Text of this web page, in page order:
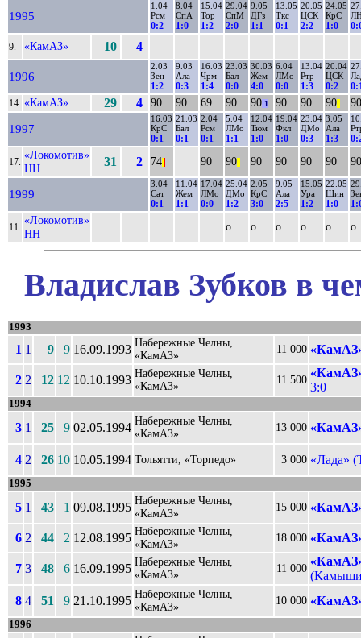
1995
1.04
Рсм
0:2
8.04
СпА
1:0
15.04
Тор
1:2
29.04
СпМ
2:0
9.05
ДГз
1:1
13.05
Ткс
0:1
20.05
ЦСК
2:2
24.05
КрС
1:0
9. «КамАЗ» 10 4
1996
2.03
Зен
1:2
9.03
Ала
0:3
16.03
Чрм
1:4
23.03
Бал
0:0
30.03
Жем
4:0
6.04
ЛМо
0:0
13.04
Ртр
1:3
20.04
ЦСК
0:2
14. «КамАЗ» 29 4 90 90 69.. 90 90 1 90 90 90 90
1997
16.03
КрС
0:1
21.03
Бал
0:1
2.04
Рсм
0:1
5.04
ЛМо
1:1
12.04
Тюм
1:0
19.04
Фкл
1:0
23.04
ДМо
0:3
3.05
Ала
1:3
17.
«Локомотив»
НН
31 2 74 90 90 90 90 90 90 90
1999
3.04
Сат
0:1
11.04
Жем
1:1
17.04
ЛМо
0:0
25.04
ДМо
1:2
2.05
КрС
3:0
9.05
Ала
2:5
15.05
Ура
1:2
22.05
Шин
1:0
11.
«Локомотив»
НН
о о о о о о
Владислав Зубков в
1993
1 1 9 9 16.09.1993 Набережные Челны,
«КамАЗ»
11 000
2 2 12 12 10.10.1993 Набережные Челны,
«КамАЗ»
11 500
3:0
1994
3 1 25 9 02.05.1994 Набережные Челны,
«КамАЗ»
13 000
4 2 26 10 10.05.1994 Тольятти, «Торпедо» 3 000 «Лада»
1995
5 1 43 1 09.08.1995 Набережные Челны,
«КамАЗ»
15 000
6 2 44 2 12.08.1995 Набережные Челны,
«КамАЗ»
18 000
7 3 48 6 16.09.1995 Набережные Челны,
«КамАЗ»
11 000
8 4 51 9 21.10.1995 Набережные Челны,
«КамАЗ»
10 000
1996